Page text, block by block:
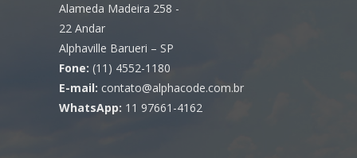
Alameda Madeira 258 -
22 Andar
Alphaville Barueri – SP
Fone: (11) 4552-1180
E-mail: contato@alphacode.com.br
WhatsApp: 11 97661-4162